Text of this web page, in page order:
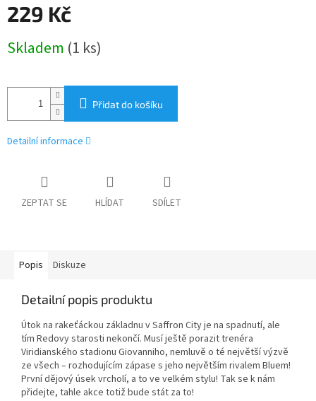
229 Kč
cena:
Skladem (1 ks)
Přidat do košíku
Detailní informace
ZEPTAT SE HLÍDAT SDÍLET
Popis Diskuze
Detailní popis produktu
Útok na rakeťáckou základnu v Saffron City je na spadnutí, ale
tím Redovy starosti nekončí. Musí ještě porazit trenéra
Viridianského stadionu Giovanniho, nemluvě o té největší výzvě
ze všech – rozhodujícím zápase s jeho největším rivalem Bluem!
První dějový úsek vrcholí, a to ve velkém stylu! Tak se k nám
přidejte, tahle akce totiž bude stát za to!